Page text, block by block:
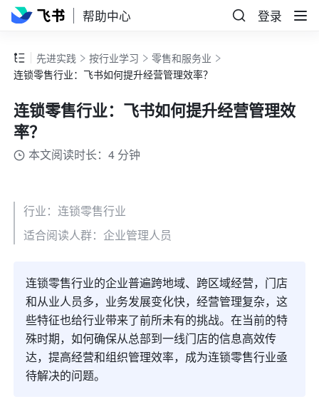
帮助中心 登录
先进实践 按行业学习
零售和服务业
连锁零售行业：飞书如何提升经营管理效率？
连锁零售行业：飞书如何提升经营管理效
率？
本文阅读时长：4 分钟
行业：连锁零售行业
适合阅读人群：企业管理人员
连锁零售行业的企业普遍跨地域、跨区域经营，门店
和从业人员多，业务发展变化快，经营管理复杂，这
些特征也给行业带来了前所未有的挑战。在当前的特
殊时期，如何确保从总部到一线门店的信息高效传
达，提高经营和组织管理效率，成为连锁零售行业亟
待解决的问题。